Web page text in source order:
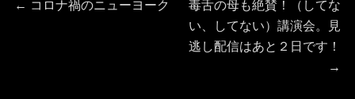
投
← 前
コロナ禍のニューヨーク
次
の
投
毒舌の母も絶賛！（してな
い、してない）講演会。見
逃し配信はあと２日です！
→